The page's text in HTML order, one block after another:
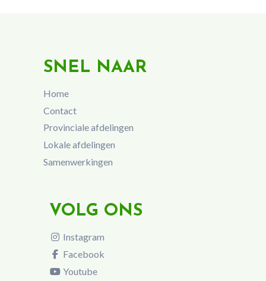
SNEL NAAR
Home
Contact
Provinciale afdelingen
Lokale afdelingen
Samenwerkingen
VOLG ONS
Instagram
Facebook
Youtube